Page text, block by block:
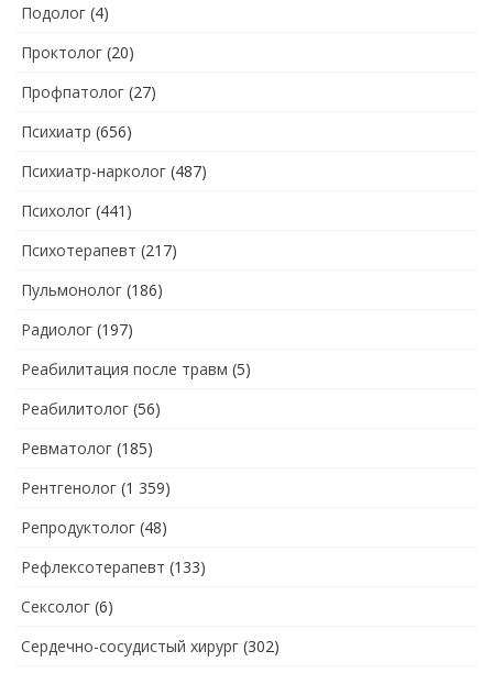
Подолог (4)
Проктолог (20)
Профпатолог (27)
Психиатр (656)
Психиатр-нарколог (487)
Психолог (441)
Психотерапевт (217)
Пульмонолог (186)
Радиолог (197)
Реабилитация после травм (5)
Реабилитолог (56)
Ревматолог (185)
Рентгенолог (1 359)
Репродуктолог (48)
Рефлексотерапевт (133)
Сексолог (6)
Сердечно-сосудистый хирург (302)